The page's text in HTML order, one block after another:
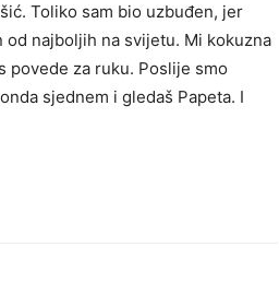
Toliko sam bio uzbuđen, jer
od najboljih na svijetu. Mi kokuzna
povede za ruku. Poslije smo
sjednem i gledaš Papeta. I